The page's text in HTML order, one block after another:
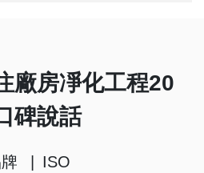
廠房凈化工程20
碑說話
| ISO